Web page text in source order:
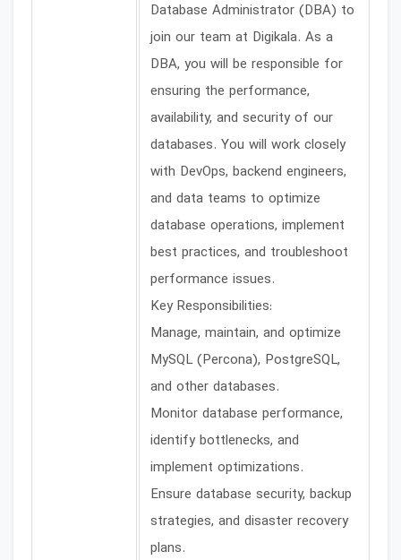
Database Administrator (DBA) to
join our team at Digikala. As a
DBA, you will be responsible for
ensuring the performance,
availability, and security of our
databases. You will work closely
with DevOps, backend engineers,
and data teams to optimize
database operations, implement
best practices, and troubleshoot
performance issues.
Key Responsibilities:
Manage, maintain, and optimize
MySQL (Percona), PostgreSQL,
and other databases.
Monitor database performance,
identify bottlenecks, and
implement optimizations.
Ensure database security, backup
strategies, and disaster recovery
plans.